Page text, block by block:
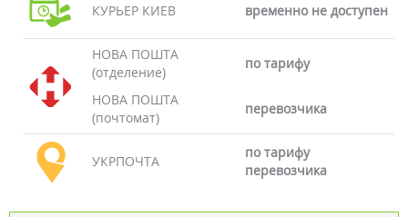
КУРЬЕР КИЕВ временно не доступен
НОВА ПОШТА
(отделение)
по тарифу
НОВА ПОШТА
(почтомат)
перевозчика
УКРПОЧТА
по тарифу
перевозчика